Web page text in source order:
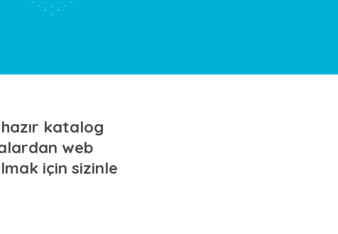
katalog
web
için sizinle